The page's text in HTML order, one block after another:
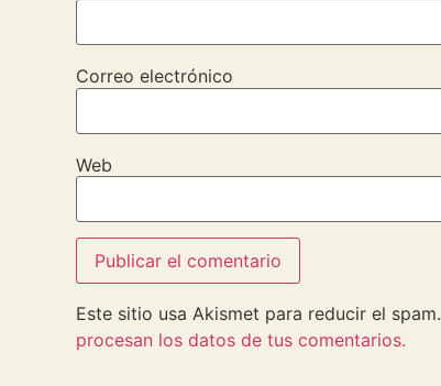
Correo electrónico
Web
Este sitio usa Akismet para reducir el spam.
procesan los datos de tus comentarios.